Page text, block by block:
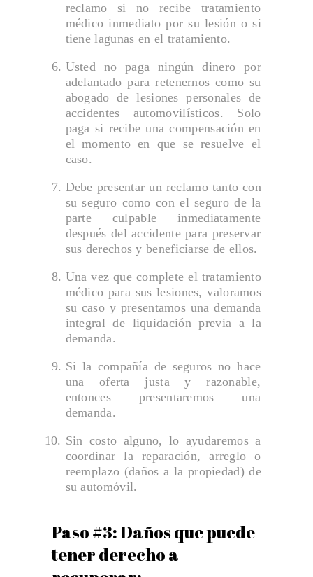
reclamo si no recibe tratamiento
médico inmediato por su lesión o si
tiene lagunas en el tratamiento.
Usted no paga ningún dinero por
adelantado para retenernos como su
abogado de lesiones personales de
accidentes automovilísticos. Solo
paga si recibe una compensación en
el momento en que se resuelve el
caso.
Debe presentar un reclamo tanto con
su seguro como con el seguro de la
parte culpable inmediatamente
después del accidente para preservar
sus derechos y beneficiarse de ellos.
Una vez que complete el tratamiento
médico para sus lesiones, valoramos
su caso y presentamos una demanda
integral de liquidación previa a la
demanda.
Si la compañía de seguros no hace
una oferta justa y razonable,
entonces presentaremos una
demanda.
Sin costo alguno, lo ayudaremos a
coordinar la reparación, arreglo o
reemplazo (daños a la propiedad) de
su automóvil.
Paso #3: Daños que puede
tener derecho a